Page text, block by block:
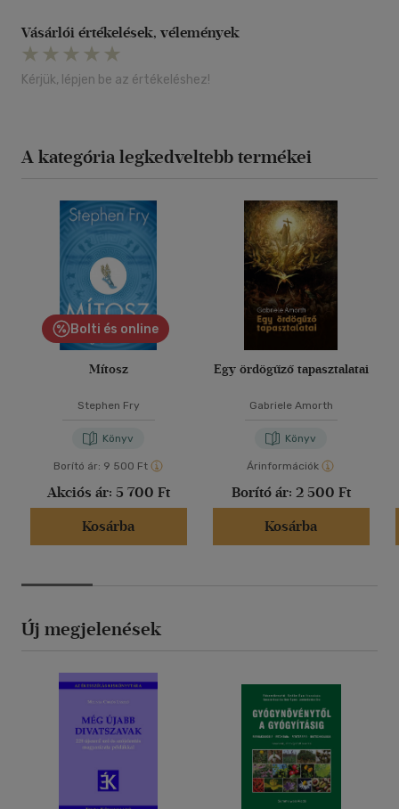
Vásárlói értékelések, vélemények
Kérjük, lépjen be az értékeléshez!
A kategória legkedveltebb termékei
Bolti és online
Mítosz
Stephen Fry
Könyv
Borító ár: 9 500 Ft
Akciós ár: 5 700 Ft
Kosárba
Egy ördögűző tapasztalatai
Gabriele Amorth
Könyv
Árinformációk
Borító ár: 2 500 Ft
Kosárba
Új megjelenések